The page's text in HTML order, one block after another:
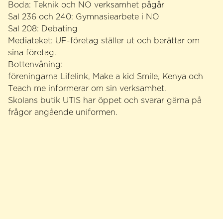
Boda: Teknik och NO verksamhet pågår
Sal 236 och 240: Gymnasiearbete i NO
Sal 208: Debating
Mediateket: UF-företag ställer ut och berättar om
sina företag.
Bottenvåning:
föreningarna Lifelink, Make a kid Smile, Kenya och
Teach me informerar om sin verksamhet.
Skolans butik UTIS har öppet och svarar gärna på
frågor angående uniformen.